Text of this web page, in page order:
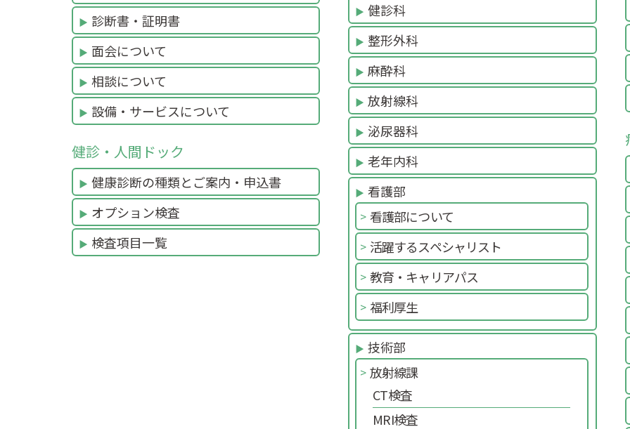
診断書・証明書
面会について
相談について
設備・サービスについて
健診・人間ドック
健康診断の種類とご案内・申込書
オプション検査
検査項目一覧
健診科
整形外科
麻酔科
放射線科
泌尿器科
老年内科
看護部
看護部について
活躍するスペシャリスト
教育・キャリアパス
福利厚生
技術部
放射線課
CT検査
MRI検査